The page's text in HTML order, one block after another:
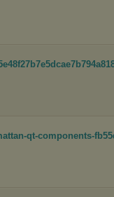
qt-components-